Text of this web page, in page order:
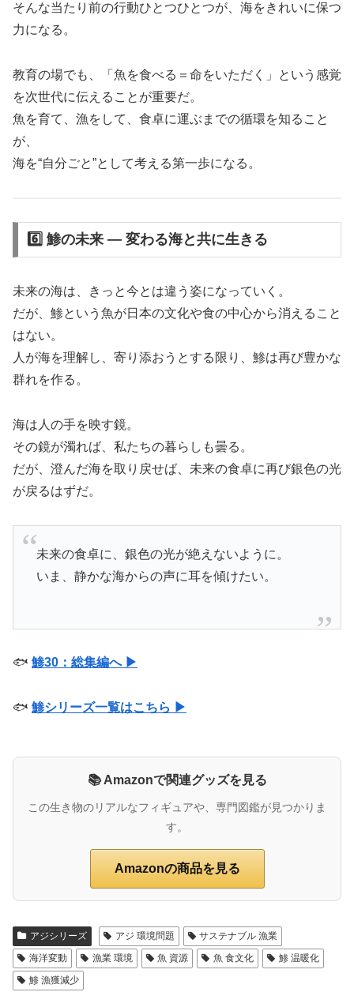
そんな当たり前の行動ひとつひとつが、海をきれいに保つ
力になる。
教育の場でも、「魚を食べる＝命をいただく」という感覚
を次世代に伝えることが重要だ。
魚を育て、漁をして、食卓に運ぶまでの循環を知ること
が、
海を“自分ごと”として考える第一歩になる。
6️⃣ 鯵の未来 ― 変わる海と共に生きる
未来の海は、きっと今とは違う姿になっていく。
だが、鯵という魚が日本の文化や食の中心から消えること
はない。
人が海を理解し、寄り添おうとする限り、鯵は再び豊かな
群れを作る。
海は人の手を映す鏡。
その鏡が濁れば、私たちの暮らしも曇る。
だが、澄んだ海を取り戻せば、未来の食卓に再び銀色の光
が戻るはずだ。
未来の食卓に、銀色の光が絶えないように。
いま、静かな海からの声に耳を傾けたい。
🐟 鯵30：総集編へ ▶
🐟 鯵シリーズ一覧はこちら ▶
📚 Amazonで関連グッズを見る
この生き物のリアルなフィギュアや、専門図鑑が見つかりま
す。
Amazonの商品を見る
アジシリーズ アジ 環境問題
サステナブル 漁業
海洋変動
漁業 環境 魚 資源 魚 食文化
鯵 温暖化
鯵 漁獲減少